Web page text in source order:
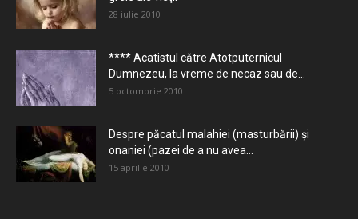
28 iulie 2010
**** Acatistul către Atotputernicul
Dumnezeu, la vreme de necaz sau de...
5 octombrie 2010
Despre păcatul malahiei (masturbării) şi
onaniei (pazei de a nu avea...
15 aprilie 2010